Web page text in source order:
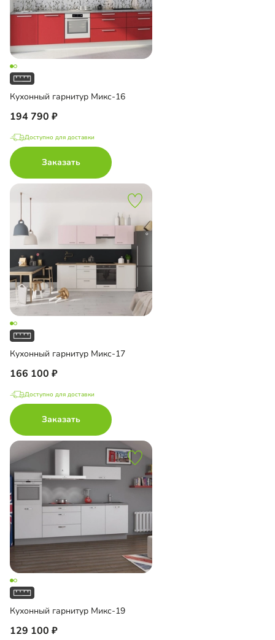
Кухонный гарнитур Микс-16
194 790
Доступно для доставки
Заказать
Кухонный гарнитур Микс-17
166 100
Доступно для доставки
Заказать
Кухонный гарнитур Микс-19
129 100